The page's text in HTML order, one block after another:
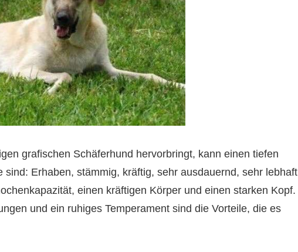
grafischen Schäferhund hervorbringt, kann einen tiefen
Erhaben, stämmig, kräftig, sehr ausdauernd, sehr lebhaft
einen kräftigen Körper und einen starken Kopf.
und ein ruhiges Temperament sind die Vorteile, die es